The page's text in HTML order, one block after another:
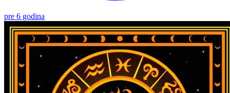
pre 6 godina